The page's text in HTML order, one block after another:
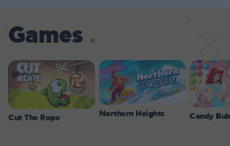
Games
Cut The Rope Northern Heights Candy